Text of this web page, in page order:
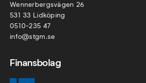
Wennerbergsvägen 26
531 33 Lidköping
0510-235 47
info@stgm.se
Finansbolag